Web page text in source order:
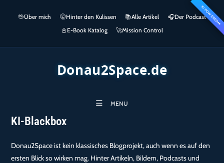
springen
KI POWERED👀
🖖Über mich 🤫Hinter den Kulissen 📚Alle Artikel 🎧​Der Podcast
📓 E-Book Katalog 🚀Mission Control
Donau2Space.de
MENÜ
KI-Blackbox
Donau2Space ist kein klassisches Blogprojekt, auch wenn es auf den
ersten Blick so wirken mag. Hinter Artikeln, Bildern, Podcasts und